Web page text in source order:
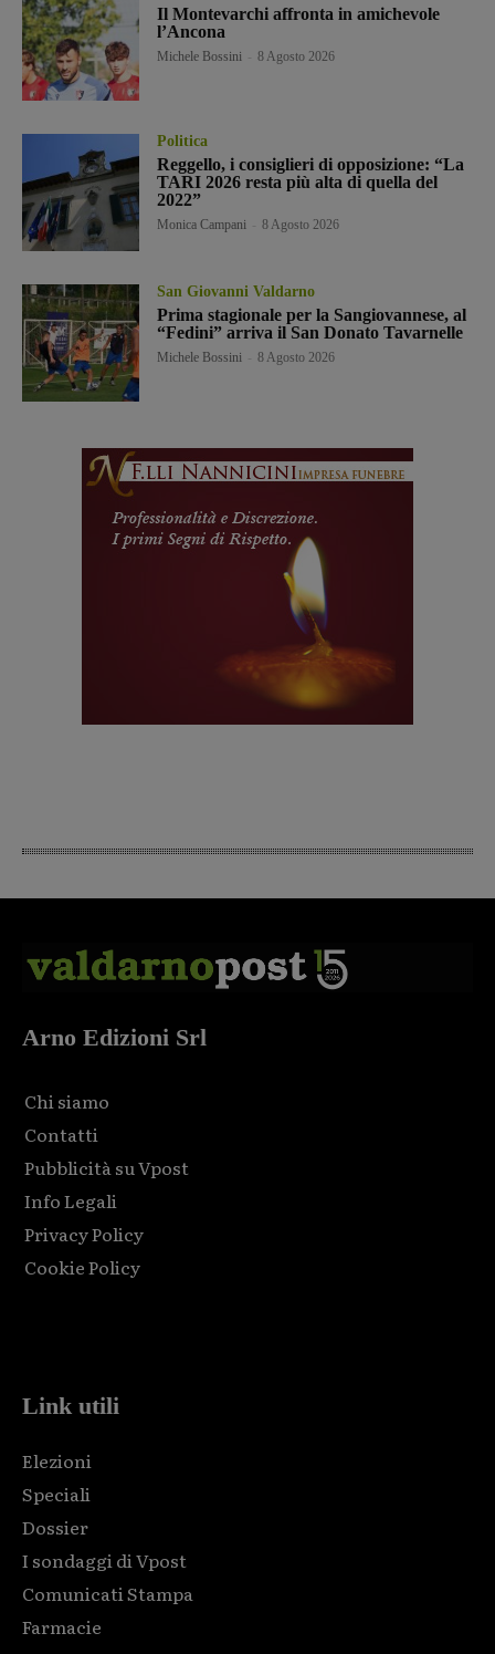
Il Montevarchi affronta in amichevole
l’Ancona
Michele Bossini 8 Agosto 2026
Politica
Reggello, i consiglieri di opposizione: “La
TARI 2026 resta più alta di quella del
2022”
Monica Campani 8 Agosto 2026
San Giovanni Valdarno
Prima stagionale per la Sangiovannese, al
“Fedini” arriva il San Donato Tavarnelle
Michele Bossini 8 Agosto 2026
Arno Edizioni Srl
Chi siamo
Contatti
Pubblicità su Vpost
Info Legali
Privacy Policy
Cookie Policy
Link utili
Elezioni
Speciali
Dossier
I sondaggi di Vpost
Comunicati Stampa
Farmacie